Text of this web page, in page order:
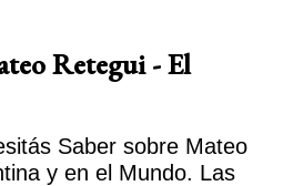
Retegui - El
Saber sobre Mateo
y en el Mundo. Las